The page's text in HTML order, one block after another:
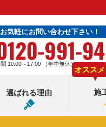
お気軽にお問い合わせ下さい！
991-
10:00～17:00 （年中無休）
選ばれる理由 施
オススメ